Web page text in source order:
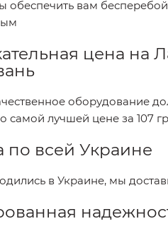
обеспечить вам
цена на
оборудование
самой лучшей цене за 107
по всей Украине
в Украине, мы